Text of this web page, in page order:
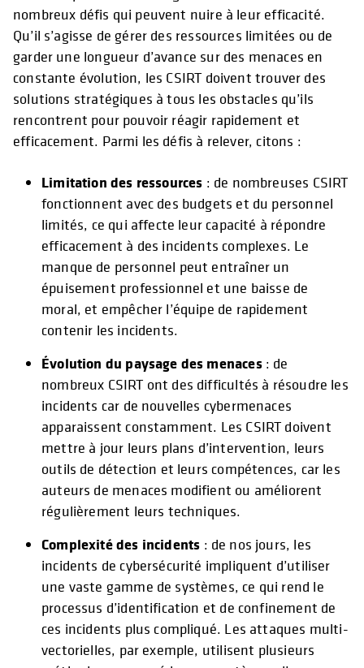
nombreux défis qui peuvent nuire à leur efficacité.
Qu’il s’agisse de gérer des ressources limitées ou de
garder une longueur d’avance sur des menaces en
constante évolution, les CSIRT doivent trouver des
solutions stratégiques à tous les obstacles qu’ils
rencontrent pour pouvoir réagir rapidement et
efficacement. Parmi les défis à relever, citons :
Limitation des ressources : de nombreuses CSIRT
fonctionnent avec des budgets et du personnel
limités, ce qui affecte leur capacité à répondre
efficacement à des incidents complexes. Le
manque de personnel peut entraîner un
épuisement professionnel et une baisse de
moral, et empêcher l’équipe de rapidement
contenir les incidents.
Évolution du paysage des menaces: de
nombreux CSIRT ont des difficultés à résoudre les
incidents car de nouvelles cybermenaces
apparaissent constamment. Les CSIRT doivent
mettre à jour leurs plans d’intervention, leurs
outils de détection et leurs compétences, car les
auteurs de menaces modifient ou améliorent
régulièrement leurs techniques.
Complexité des incidents : de nos jours, les
incidents de cybersécurité impliquent d’utiliser
une vaste gamme de systèmes, ce qui rend le
processus d’identification et de confinement de
ces incidents plus compliqué. Les attaques multi-
vectorielles, par exemple, utilisent plusieurs